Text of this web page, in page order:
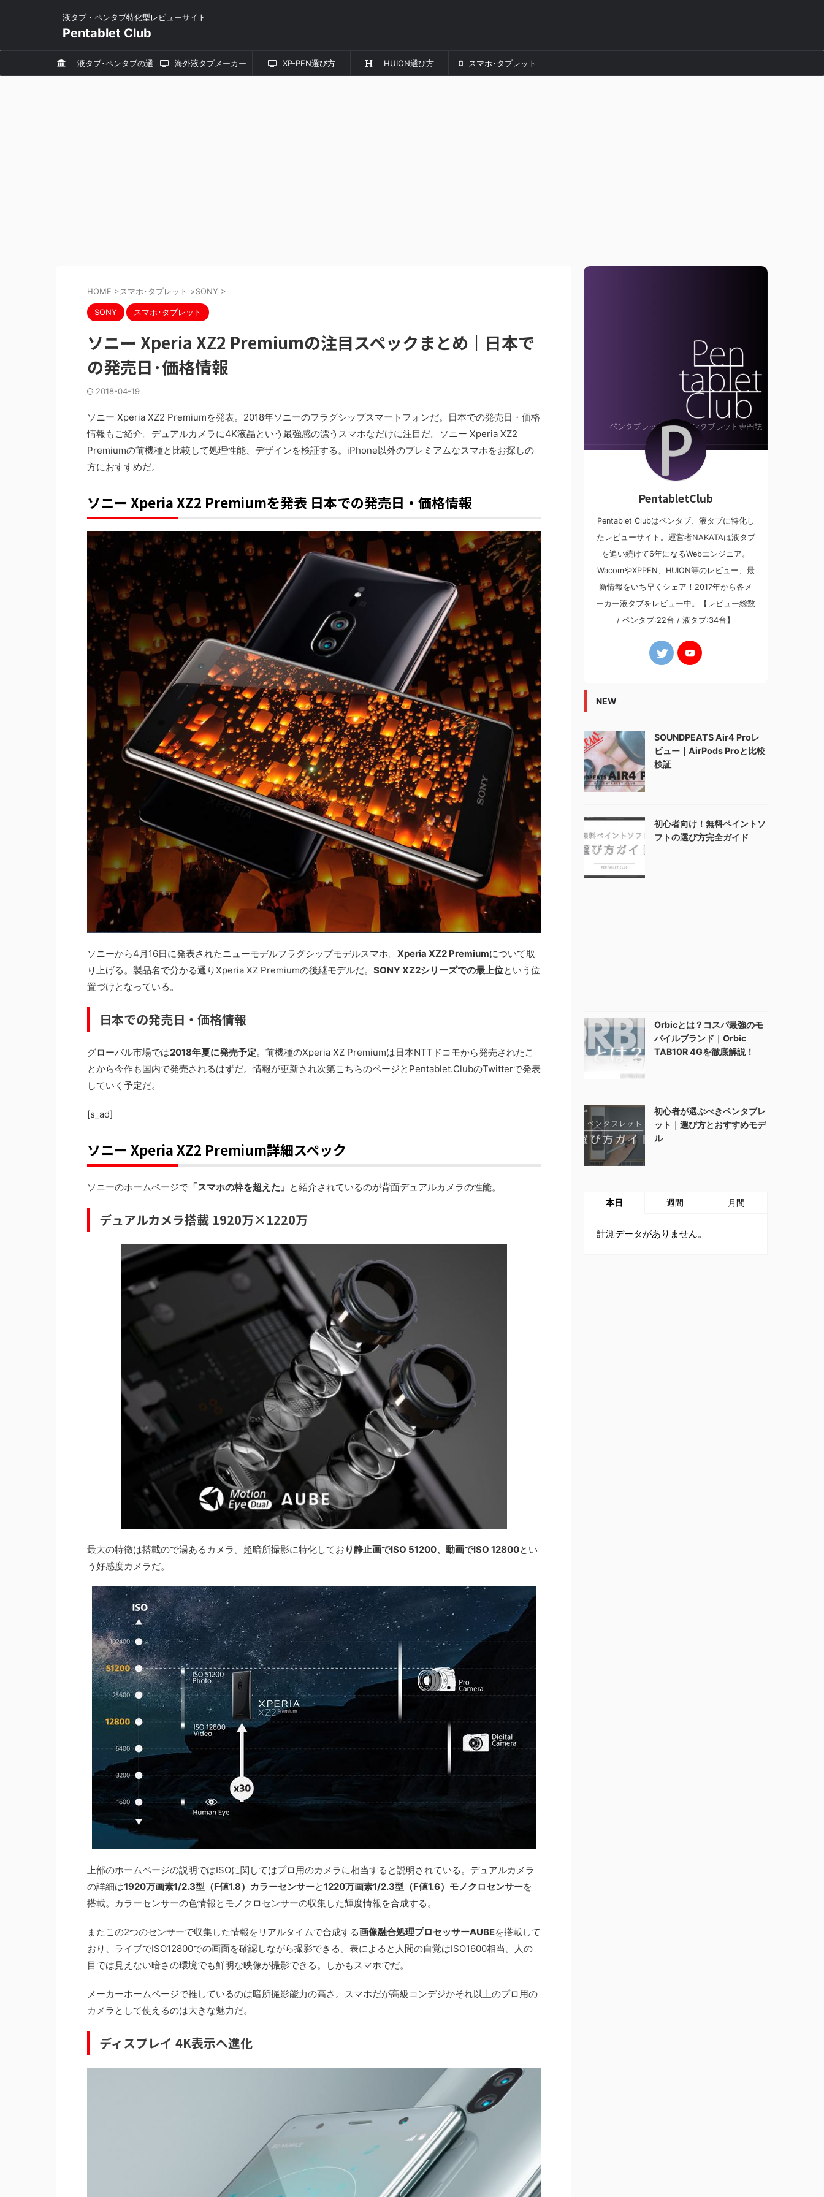
液タブ・ペンタブ特化型レビューサイト
Pentablet Club
液タブ･ペンタブの選 海外液タブメーカー XP-PEN選び方 HUION選び方 スマホ･タブレット
HOME >スマホ･タブレット >SONY >
SONY スマホ･タブレット
ソニー Xperia XZ2 Premiumの注目スペックまとめ｜日本で
の発売日･価格情報
2018-04-19
ソニー Xperia XZ2 Premiumを発表。2018年ソニーのフラグシップスマートフォンだ。日本での発売日・価格
情報もご紹介。デュアルカメラに4K液晶という最強感の漂うスマホなだけに注目だ。ソニー Xperia XZ2
Premiumの前機種と比較して処理性能、デザインを検証する。iPhone以外のプレミアムなスマホをお探しの
方におすすめだ。
ソニー Xperia XZ2 Premiumを発表 日本での発売日・価格情報
ソニーから4月16日に発表されたニューモデルフラグシップモデルスマホ。 Xperia XZ2 Premiumについて取
り上げる。製品名で分かる通りXperia XZ Premiumの後継モデルだ。 SONY XZ2シリーズでの最上位という位
置づけとなっている。
日本での発売日・価格情報
グローバル市場では2018年夏に発売予定。前機種のXperia XZ Premiumは日本NTTドコモから発売されたこ
とから今作も国内で発売されるはずだ。情報が更新され次第こちらのページとPentablet.ClubのTwitterで発表
していく予定だ。
[s_ad]
ソニー Xperia XZ2 Premium詳細スペック
ソニーのホームページで 「スマホの枠を超えた」 と紹介されているのが背面デュアルカメラの性能。
デュアルカメラ搭載 1920万×1220万
最大の特徴は搭載ので湯あるカメラ。超暗所撮影に特化してお り静止画でISO 51200、動画でISO 12800とい
う好感度カメラだ。
上部のホームページの説明ではISOに関してはプロ用のカメラに相当すると説明されている。デュアルカメラ
の詳細は1920万画素1/2.3型（F値1.8）カラーセンサーと1220万画素1/2.3型（F値1.6）モノクロセンサーを
搭載。カラーセンサーの色情報とモノクロセンサーの収集した輝度情報を合成する。
またこの2つのセンサーで収集した情報をリアルタイムで合成する画像融合処理プロセッサーAUBEを搭載して
おり、ライブでISO12800での画面を確認しながら撮影できる。表によると人間の自覚はISO1600相当。人の
目では見えない暗さの環境でも鮮明な映像が撮影できる。しかもスマホでだ。
メーカーホームページで推しているのは暗所撮影能力の高さ。スマホだが高級コンデジかそれ以上のプロ用の
カメラとして使えるのは大きな魅力だ。
ディスプレイ 4K表示へ進化
PentabletClub
Pentablet Clubはペンタブ、液タブに特化し
たレビューサイト。運営者NAKATAは液タブ
を追い続けて6年になるWebエンジニア。
WacomやXPPEN、HUION等のレビュー、最
新情報をいち早くシェア！2017年から各メ
ーカー液タブをレビュー中。【レビュー総数
/ ペンタブ:22台 / 液タブ:34台】
NEW
SOUNDPEATS Air4 Proレ
ビュー｜AirPods Proと比較
検証
初心者向け！無料ペイントソ
フトの選び方完全ガイド
Orbicとは？コスパ最強のモ
バイルブランド｜Orbic
TAB10R 4Gを徹底解説！
初心者が選ぶべきペンタブレ
ット｜選び方とおすすめモデ
ル
本日 週間 月間
計測データがありません。